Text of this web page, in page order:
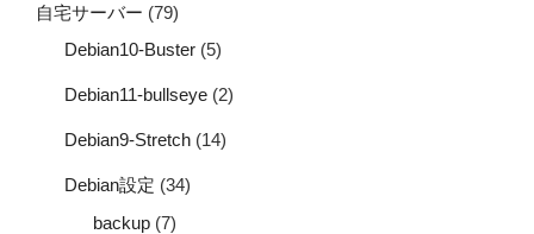
自宅サーバー (79)
Debian10-Buster (5)
Debian11-bullseye (2)
Debian9-Stretch (14)
Debian設定 (34)
backup (7)